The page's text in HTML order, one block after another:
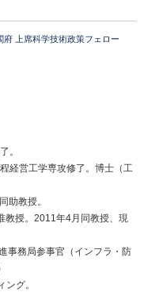
上席科学技術政策フェロー
。
経営工学専攻修了。博士（工
助教授。
教授。2011年4月同教授、現
事務局参事官（インフラ・防
グ。